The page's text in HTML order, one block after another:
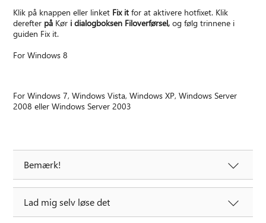
Klik på knappen eller linket Fix itfor at aktivere hotfixet. Klik
derefter på Kør i dialogboksen Filoverførsel, og følg trinnene i
guiden Fix it.
For Windows 8
For Windows 7, Windows Vista, Windows XP, Windows Server
2008 eller Windows Server 2003
Bemærk!
Lad mig selv løse det